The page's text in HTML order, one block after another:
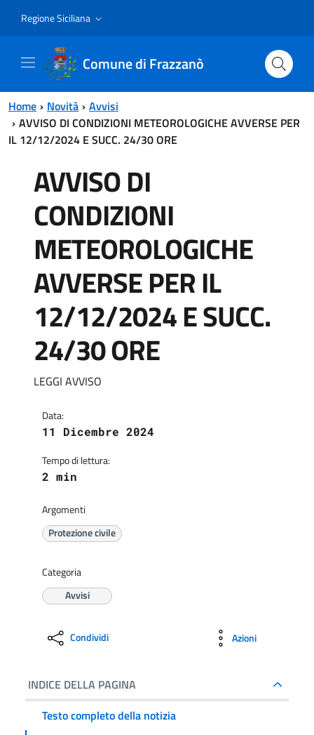
Regione Siciliana
Comune di Frazzanò
Home Novità
Avvisi
AVVISO DI CONDIZIONI METEOROLOGICHE AVVERSE PER
IL 12/12/2024 E SUCC. 24/30 ORE
AVVISO DI
CONDIZIONI
METEOROLOGICHE
AVVERSE PER IL
12/12/2024 E SUCC.
24/30 ORE
LEGGI AVVISO
Data:
11 Dicembre 2024
Tempo di lettura:
2 min
Argomenti
Protezione civile
Categoria
Avvisi
Condividi Azioni
INDICE DELLA PAGINA
Testo completo della notizia